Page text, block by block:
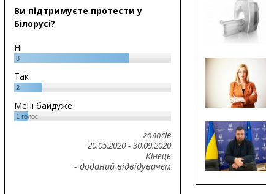
Ви підтримуєте протести у
Білорусі?
Ні
8
Так
2
Мені байдуже
1голос
голосів
20.05.2020- 30.09.2020
Кінець
- доданий відвідувачем